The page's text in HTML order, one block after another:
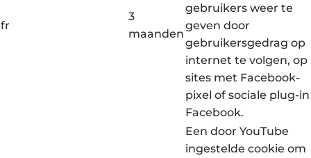
fr
3
maanden
gebruikers weer te
geven door
gebruikersgedrag op
internet te volgen, op
sites met Facebook-
pixel of sociale plug-in
Facebook.
Een door YouTube
ingestelde cookie om